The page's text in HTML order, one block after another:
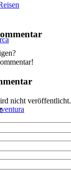
nicht veröffentlicht.